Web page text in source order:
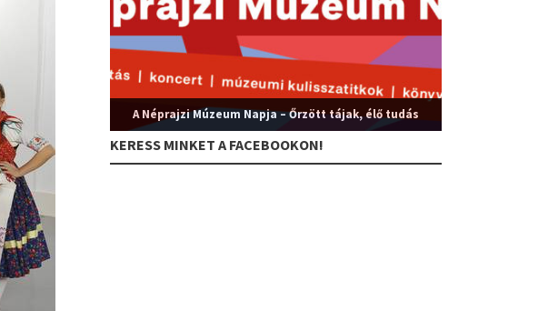
A Néprajzi Múzeum Napja – Őrzött tájak, élő tudás
KERESS MINKET A FACEBOOKON!